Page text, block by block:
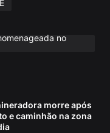
no
morre após
e caminhão na zona